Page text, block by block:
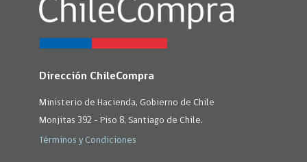
Dirección ChileCompra
Ministerio de Hacienda, Gobierno de Chile
Monjitas 392 - Piso 8, Santiago de Chile.
Términos y Condiciones